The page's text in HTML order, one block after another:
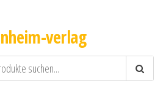
verlag